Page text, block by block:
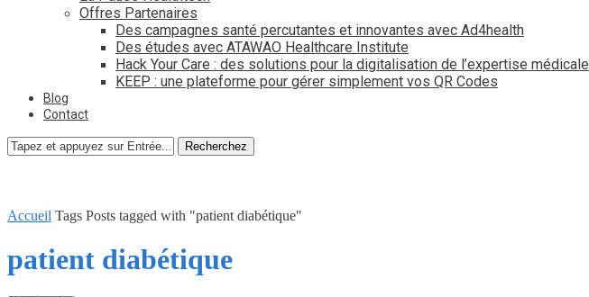
Offres Partenaires
Des campagnes santé percutantes et innovantes avec Ad4health
Des études avec ATAWAO Healthcare Institute
Hack Your Care : des solutions pour la digitalisation de l’expertise médicale
KEEP : une plateforme pour gérer simplement vos QR Codes
Blog
Contact
Recherchez
Accueil Tags Posts tagged with "patient diabétique"
patient diabétique